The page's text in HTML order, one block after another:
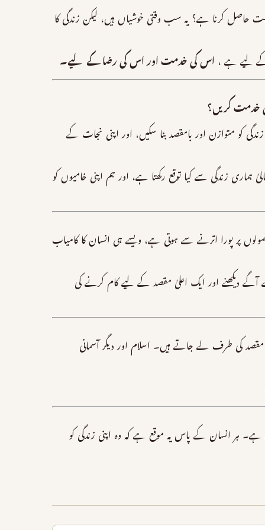
حاصل کرنا ہے؟ یہ سب وقتی خوشیاں ہیں، لیکن زندگی کا
کے لیے ہے ، اس کی خدمت اور اس کی رضا کے لیے۔
خدمت کریں؟
کو متوازن اور بامقصد بنا سکیں، اور اپنی نجات کے
زندگی سے کیا توقع رکھتا ہے، اور ہم اپنی خامیوں کو
پر پورا اترنے سے ہوتی ہے، ویسے ہی انسان کا کامیاب
سے آگے دیکھنے اور ایک اعلیٰ مقصد کے لیے کام کرنے کی
کی طرف لے جاتے ہیں۔ اسلام اور دیگر آسمانی
ہر انسان کے پاس یہ موقع ہے کہ وہ اپنی زندگی کو